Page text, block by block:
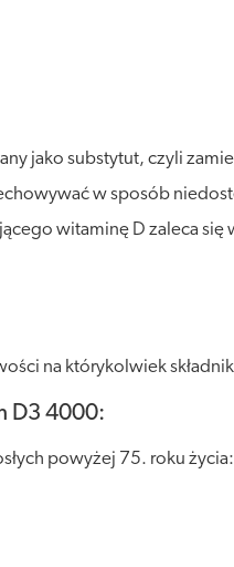
jako substytut, czyli
w sposób
witaminę D zaleca
na którykolwiek
D3 4000:
powyżej 75. roku